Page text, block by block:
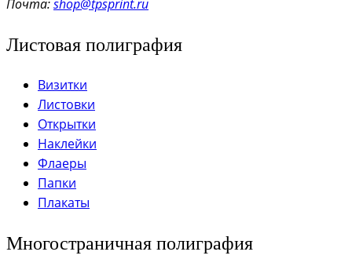
Почта:shop@tpsprint.ru
Листовая полиграфия
Визитки
Листовки
Открытки
Наклейки
Флаеры
Папки
Плакаты
Многостраничная полиграфия